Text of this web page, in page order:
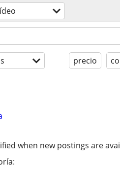
precio
when new postings are